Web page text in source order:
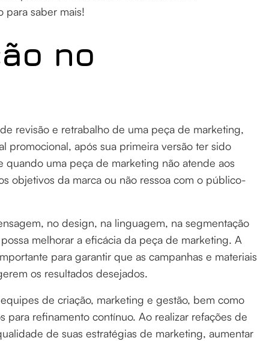
para saber mais!
no
revisão e retrabalho de uma peça de marketing,
promocional, após sua primeira versão ter sido
quando uma peça de marketing não atende aos
objetivos da marca ou não ressoa com o público-
no design, na linguagem, na segmentação
melhorar a eficácia da peça de marketing. A
para garantir que as campanhas e materiais
os resultados desejados.
de criação, marketing e gestão, bem como
refinamento contínuo. Ao realizar refações de
de suas estratégias de marketing, aumentar